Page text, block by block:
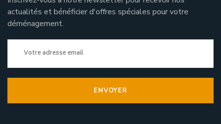
actualités et bénéficier d'offres spéciales pour votre
déménagement.
ENVOYER